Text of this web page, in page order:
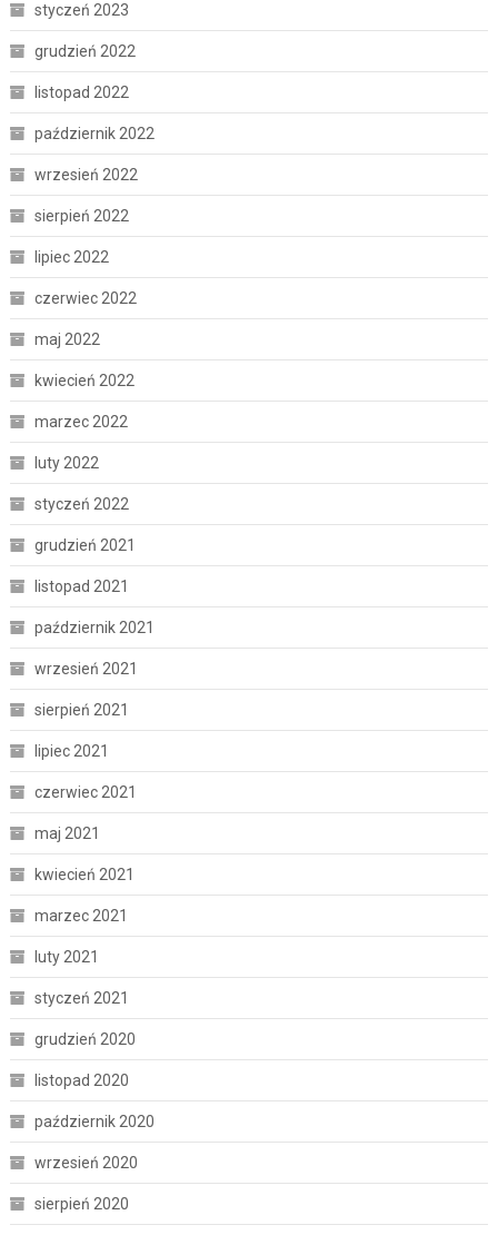
styczeń 2023
grudzień 2022
listopad 2022
październik 2022
wrzesień 2022
sierpień 2022
lipiec 2022
czerwiec 2022
maj 2022
kwiecień 2022
marzec 2022
luty 2022
styczeń 2022
grudzień 2021
listopad 2021
październik 2021
wrzesień 2021
sierpień 2021
lipiec 2021
czerwiec 2021
maj 2021
kwiecień 2021
marzec 2021
luty 2021
styczeń 2021
grudzień 2020
listopad 2020
październik 2020
wrzesień 2020
sierpień 2020